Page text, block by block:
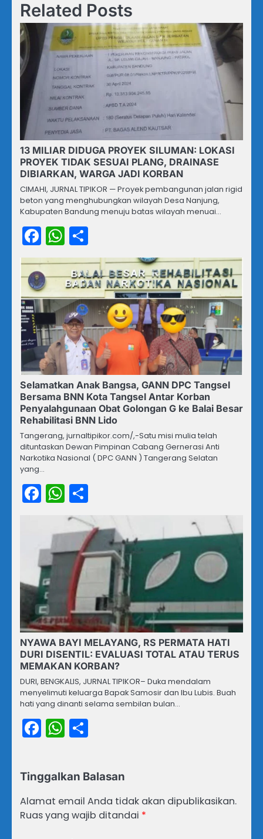
Related Posts
13 MILIAR DIDUGA PROYEK SILUMAN: LOKASI
PROYEK TIDAK SESUAI PLANG, DRAINASE
DIBIARKAN, WARGA JADI KORBAN
CIMAHI, JURNAL TIPIKOR — Proyek pembangunan jalan rigid
beton yang menghubungkan wilayah Desa Nanjung,
Kabupaten Bandung menuju batas wilayah menuai…
Facebook
WhatsApp
Selamatkan Anak Bangsa, GANN DPC Tangsel
Bersama BNN Kota Tangsel Antar Korban
Penyalahgunaan Obat Golongan G ke Balai Besar
Rehabilitasi BNN Lido
Tangerang, jurnaltipikor.com/,-Satu misi mulia telah
dituntaskan Dewan Pimpinan Cabang Gernerasi Anti
Narkotika Nasional ( DPC GANN ) Tangerang Selatan
yang…
Facebook
WhatsApp
NYAWA BAYI MELAYANG, RS PERMATA HATI
DURI DISENTIL: EVALUASI TOTAL ATAU TERUS
MEMAKAN KORBAN?
DURI, BENGKALIS, JURNAL TIPIKOR– Duka mendalam
menyelimuti keluarga Bapak Samosir dan Ibu Lubis. Buah
hati yang dinanti selama sembilan bulan…
Facebook
WhatsApp
Tinggalkan Balasan
Alamat email Anda tidak akan dipublikasikan.
Ruas yang wajib ditandai *